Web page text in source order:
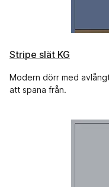
Stripe slät KG
Modern dörr med
att spana från.